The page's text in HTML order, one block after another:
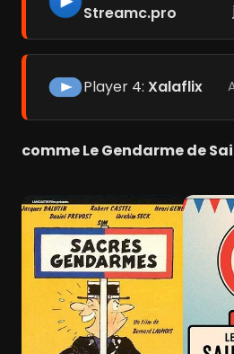
Streamc.pro
Player 4: Xalaflix
comme Le Gendarme de